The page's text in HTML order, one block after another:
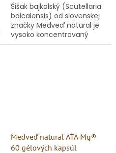
Šišak bajkalský (Scutellaria
baicalensis) od slovenskej
značky Medveď natural je
vysoko koncentrovaný
rastlinný extrakt zameraný
Medveď natural ATA Mg®
60 gélových kapsúl